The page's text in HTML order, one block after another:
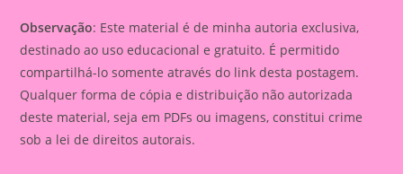
Observação: Este material é de minha autoria exclusiva,
destinado ao uso educacional e gratuito. É permitido
compartilhá-lo somente através do link desta postagem.
Qualquer forma de cópia e distribuição não autorizada
deste material, seja em PDFs ou imagens, constitui crime
sob a lei de direitos autorais.